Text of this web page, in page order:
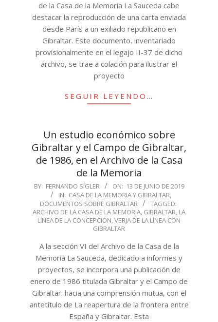
de la Casa de la Memoria La Sauceda cabe
destacar la reproducción de una carta enviada
desde París a un exiliado republicano en
Gibraltar. Este documento, inventariado
provisionalmente en el legajo II-37 de dicho
archivo, se trae a colación para ilustrar el
proyecto
SEGUIR LEYENDO…
Un estudio económico sobre
Gibraltar y el Campo de Gibraltar,
de 1986, en el Archivo de la Casa
de la Memoria
2019-
13
BY: FERNANDO SÍGLER ON: 13 DE JUNIO DE 2019
IN: CASA DE LA MEMORIA Y GIBRALTAR,
DOCUMENTOS SOBRE GIBRALTAR
TAGGED:
ARCHIVO DE LA CASA DE LA MEMORIA, GIBRALTAR, LA
LÍNEA DE LA CONCEPCIÓN,VERJA DE LA LÍNEA CON
GIBRALTAR
A la sección VI del Archivo de la Casa de la
Memoria La Sauceda, dedicado a informes y
proyectos, se incorpora una publicación de
enero de 1986 titulada Gibraltar y el Campo de
Gibraltar: hacia una comprensión mutua, con el
antetítulo de La reapertura de la frontera entre
España y Gibraltar. Esta